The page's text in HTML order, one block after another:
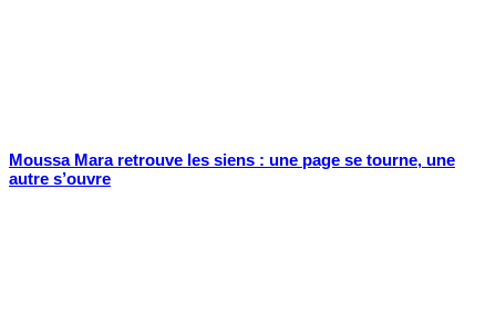
Moussa Mara retrouve les siens : une page se tourne, une
autre s’ouvre